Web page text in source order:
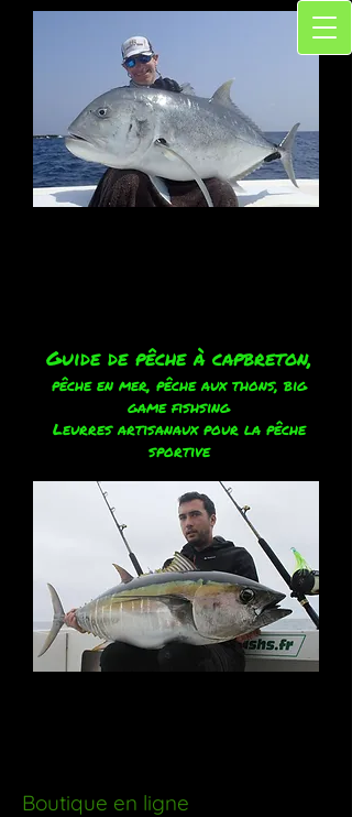
Guide de pêche à capbreton,
pêche en mer, pêche aux thons, big
game fishsing
Leurres artisanaux pour la pêche
sportive
Boutique en ligne